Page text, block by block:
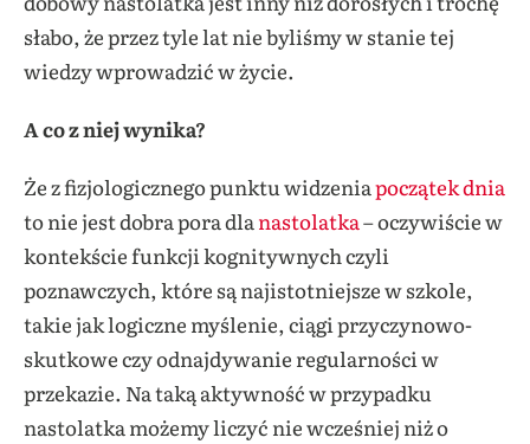
słabo, że przez tyle lat nie byliśmy w stanie tej
wiedzy wprowadzić w życie.
A co z niej wynika?
Że z fizjologicznego punktu widzeniapoczątek dnia
to nie jest dobra pora dla nastolatka– oczywiście w
kontekście funkcji kognitywnych czyli
poznawczych, które są najistotniejsze w szkole,
takie jak logiczne myślenie, ciągi przyczynowo-
skutkowe czy odnajdywanie regularności w
przekazie. Na taką aktywność w przypadku
nastolatka możemy liczyć nie wcześniej niż o